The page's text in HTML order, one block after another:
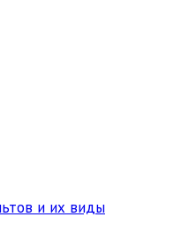
и их виды